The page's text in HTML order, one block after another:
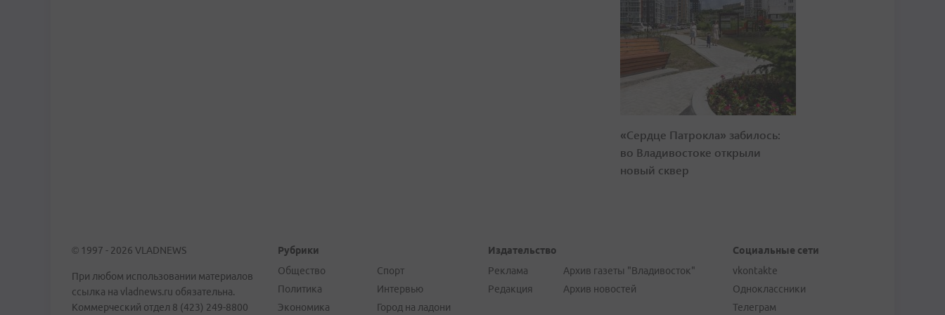
«Сердце Патрокла» забилось:
во Владивостоке открыли
новый сквер
© 1997 - 2026 VLADNEWS
При любом использовании материалов
ссылка на vladnews.ru обязательна.
Коммерческий отдел 8 (423) 249-8800
Рубрики
Общество
Политика
Экономика
Спорт
Интервью
Город на ладони
Издательство
Реклама
Редакция
Архив газеты "Владивосток"
Архив новостей
Социальные сети
vkontakte
Одноклассники
Телеграм